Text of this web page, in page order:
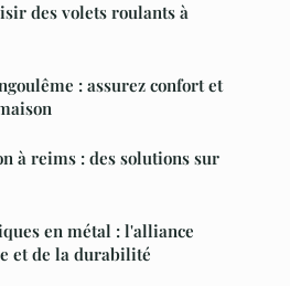
des volets roulants à
: assurez confort et
à reims : des solutions sur
en métal : l'alliance
et de la durabilité